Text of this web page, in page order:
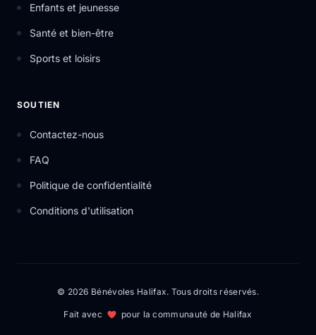
Enfants et jeunesse
Santé et bien-être
Sports et loisirs
SOUTIEN
Contactez-nous
FAQ
Politique de confidentialité
Conditions d'utilisation
© 2026 Bénévoles Halifax. Tous droits réservés.
Fait avec pour la communauté de Halifax